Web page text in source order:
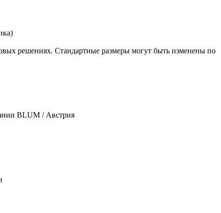
решениях. Стандартные размеры могут быть изменены по
BLUM / Австрия